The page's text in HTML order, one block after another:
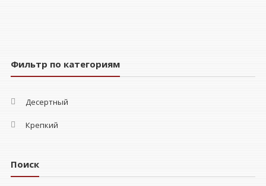
Фильтр по категориям
Десертный
Крепкий
Поиск